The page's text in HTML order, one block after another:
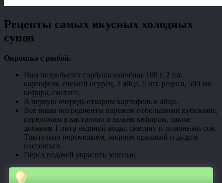
Рецепты самых вкусных холодных
супов
Окрошка с рыбой.
Нам потребуется горбуша копчёная 100 г, 2 шт.
картофеля, свежий огурец, 2 яйца, 5 шт. редиса, 500 мл
кефира, сметана.
В первую очередь отварим картофель и яйца.
Все наши ингредиенты нарежем небольшими кубиками,
переложим в кастрюлю и зальём кефиром, также
добавим 1 литр ледяной воды, сметану и лимонный сок.
Тщательно перемешаем, закроем крышкой и дадим
настояться.
Перед подачей украсить зеленью.